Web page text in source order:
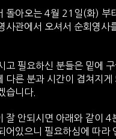
돌아오는 4월 21일(화) 부
사관에서 오셔서 순회영사
고 필요하신 분들은 밑에
다른 분과 시간이 겹쳐지게
습니다.
잘 안되시면 아래와 같이 4
어있으니 필요하심에 따라